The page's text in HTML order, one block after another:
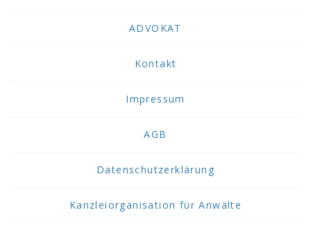
ADVOKAT
Kontakt
Impressum
AGB
Datenschutzerklärung
Kanzleiorganisation für Anwälte